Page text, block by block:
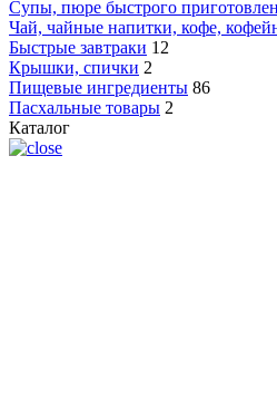
Супы, пюре быстрого
Чай, чайные напитки, кофе,
Быстрые завтраки 12
Крышки, спички 2
Пищевые ингредиенты 86
Пасхальные товары 2
Каталог